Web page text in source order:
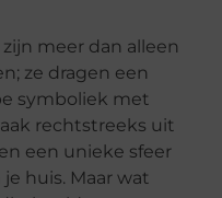
meer dan alleen
ze dragen een
symboliek met
rechtstreeks uit
een unieke sfeer
huis. Maar wat